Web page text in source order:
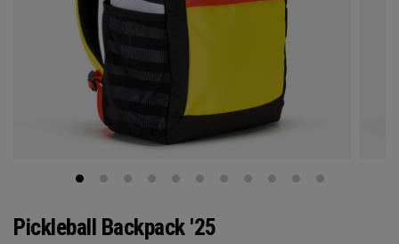
Pickleball Backpack '25